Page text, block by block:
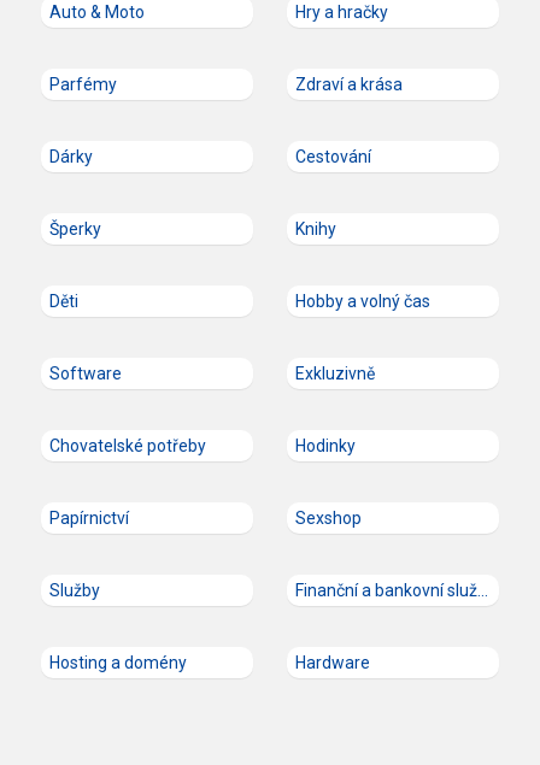
Auto & Moto Hry a hračky
Parfémy Zdraví a krása
Dárky Cestování
Šperky Knihy
Děti Hobby a volný čas
Software Exkluzivně
Chovatelské potřeby Hodinky
Papírnictví Sexshop
Služby
Hosting a domény Hardware